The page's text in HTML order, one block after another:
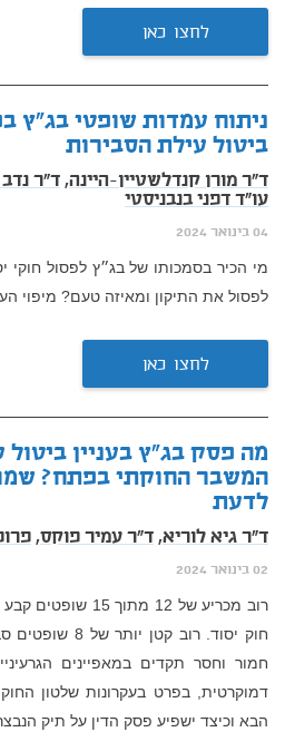
לחצו כאן
ניתוח עמדות שופטי בג"ץ
ביטול עילת הסבירות
ד"ר מורן קנדלשטיין-היינה,ד"ר נדב
עו"ד דפני בנבניסטי
04 בינואר 2024
מי הכיר בסמכותו של בג״ץ לפסול חוקי
לפסול את התיקון ומאיזה טעם? מיפוי
לחצו כאן
מה פסק בג"ץ בעניין
המשבר החוקתי בפתח?
לדעת
ד"ר גיא לוריא,ד"ר עמיר פוקס,
02 בינואר 2024
רוב מכריע של 12
חוק יסוד. רוב
חמור וחסר תקדים במאפיינים
דמוקרטית, בפרט בעקרונות שלטון
הבא וכיצד ישפיע פסק הדין על תיק